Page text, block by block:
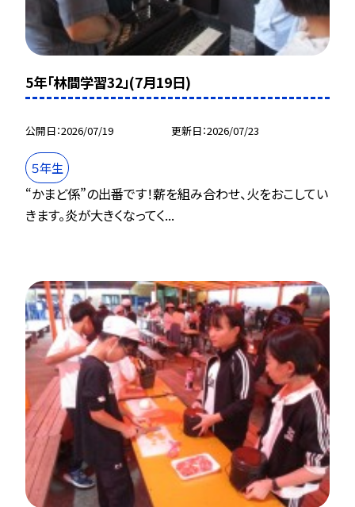
5年「林間学習32」(7月19日)
公開日 2026/07/19 更新日 2026/07/23
５年生
“かまど係”の出番です！薪を組み合わせ、火をおこしてい
きます。炎が大きくなってく...